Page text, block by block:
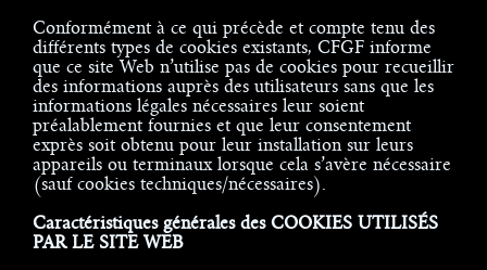
Conformément à ce qui précède et compte tenu des
différents types de cookies existants, CFGF informe
que ce site Web n’utilise pas de cookies pour recueillir
des informations auprès des utilisateurs sans que les
informations légales nécessaires leur soient
préalablement fournies et que leur consentement
exprès soit obtenu pour leur installation sur leurs
appareils ou terminaux lorsque cela s’avère nécessaire
(sauf cookies techniques/nécessaires).
Caractéristiques générales des COOKIES UTILISÉS
PAR LE SITE WEB